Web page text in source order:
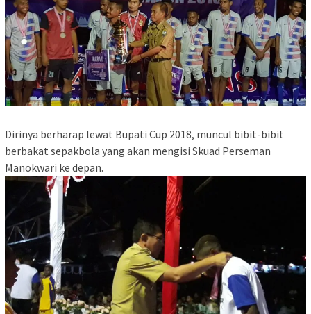
Dirinya berharap lewat Bupati Cup 2018, muncul bibit-bibit
berbakat sepakbola yang akan mengisi Skuad Perseman
Manokwari ke depan.